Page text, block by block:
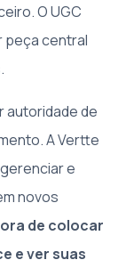
O UGC
peça central
autoridade de
A Vertte
e
novos
de colocar
e ver suas